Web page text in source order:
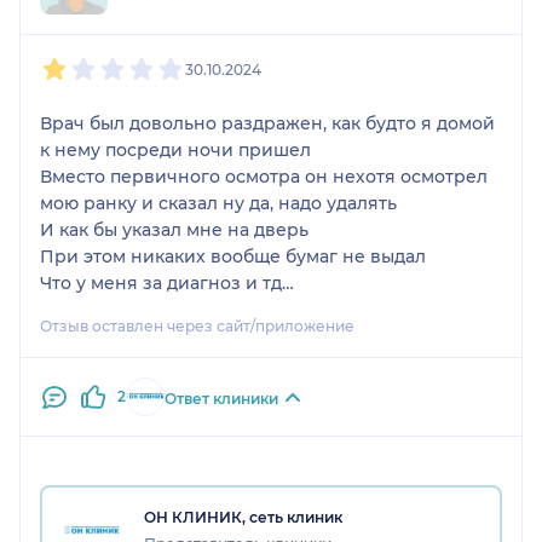
30.10.2024
Врач был довольно раздражен, как будто я домой
к нему посреди ночи пришел
Вместо первичного осмотра он нехотя осмотрел
мою ранку и сказал ну да, надо удалять
И как бы указал мне на дверь
При этом никаких вообще бумаг не выдал
Что у меня за диагноз и тд
не получил и результаты анализов на гистологию
Его устные рекомендации противоречат
здравому смыслу.
В результате его рекомендации начались
осложнения
Отзыв оставлен через сайт/приложение
2 Ответ клиники
ОН КЛИНИК, сеть клиник